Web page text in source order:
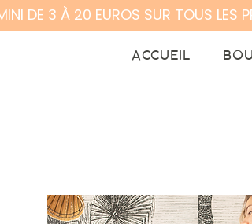
DE 3 À 20 EUROS SUR TOUS LES
ACCUEIL